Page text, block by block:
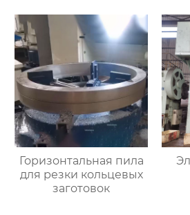
Горизонтальная пила
для резки кольцевых
заготовок